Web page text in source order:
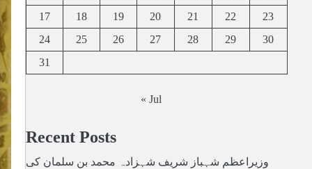
17
18 19 20 21 22
23
24
25 26 27 28 29
30
31
« Jul
Recent Posts
وزیراعظم شہباز شریف شہزادہ محمد بن سلمان کی